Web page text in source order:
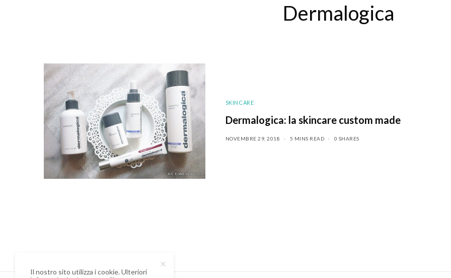
Dermalogica
SKINCARE
Dermalogica: la skincare custom made
NOVEMBRE 29, 2018 5 MINS READ 0 SHARES
Il nostro sito utilizza i cookie. Ulteriori